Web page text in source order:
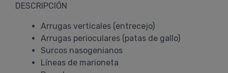
DESCRIPCIÓN
Arrugas verticales (entrecejo)
Arrugas perioculares (patas de gallo)
Surcos nasogenianos
Líneas de marioneta